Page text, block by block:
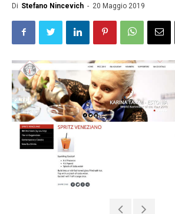
Di Stefano Nincevich - 20 Maggio 2019